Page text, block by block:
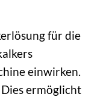
für die
einwirken.
ermöglicht